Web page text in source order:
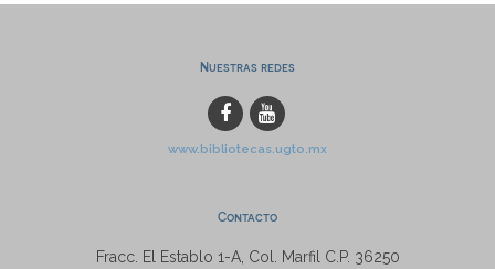
Nuestras redes
www.bibliotecas.ugto.mx
Contacto
Fracc. El Establo 1-A, Col. Marfil C.P. 36250